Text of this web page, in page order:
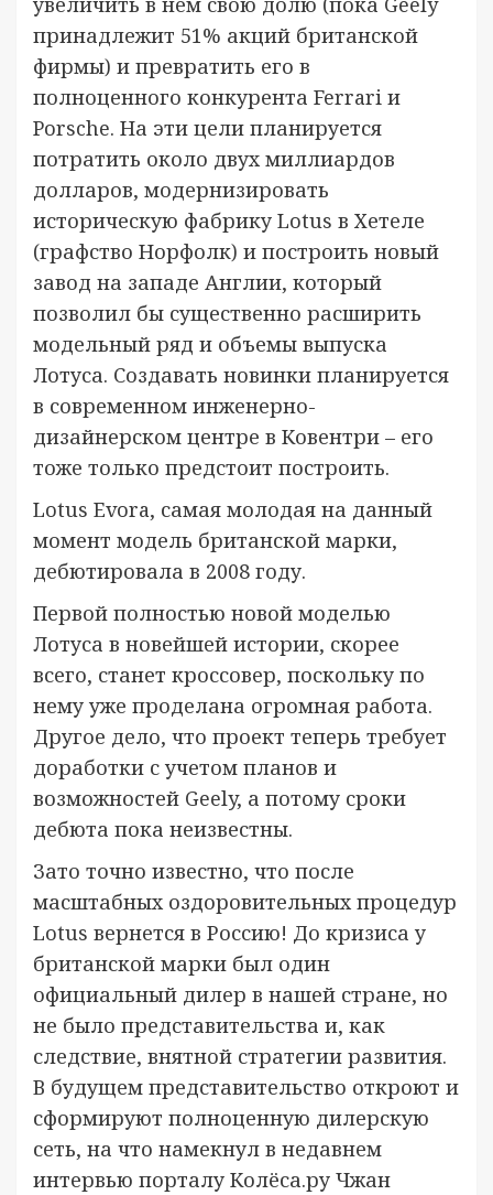
принадлежит 51% акций британской
фирмы) и превратить его в
полноценного конкурента Ferrari и
Porsche. На эти цели планируется
потратить около двух миллиардов
долларов, модернизировать
историческую фабрику Lotus в Хетеле
(графство Норфолк) и построить новый
завод на западе Англии, который
позволил бы существенно расширить
модельный ряд и объемы выпуска
Лотуса. Создавать новинки планируется
в современном инженерно-
дизайнерском центре в Ковентри – его
тоже только предстоит построить.
Lotus Evora, самая молодая на данный
момент модель британской марки,
дебютировала в 2008 году.
Первой полностью новой моделью
Лотуса в новейшей истории, скорее
всего, станет кроссовер, поскольку по
нему уже проделана огромная работа.
Другое дело, что проект теперь требует
доработки с учетом планов и
возможностей Geely, а потому сроки
дебюта пока неизвестны.
Зато точно известно, что после
масштабных оздоровительных процедур
Lotus вернется в Россию! До кризиса у
британской марки был один
официальный дилер в нашей стране, но
не было представительства и, как
следствие, внятной стратегии развития.
В будущем представительство откроют и
сформируют полноценную дилерскую
сеть, на что намекнул в недавнем
интервью порталу Колёса.ру Чжан